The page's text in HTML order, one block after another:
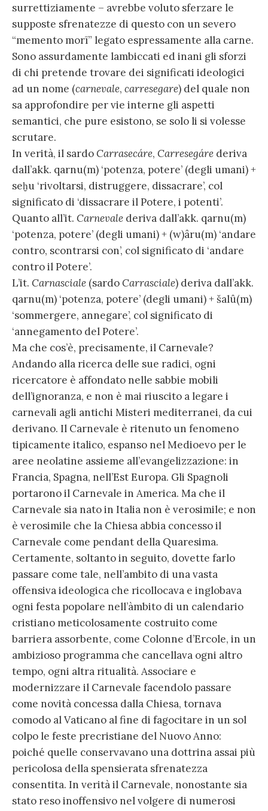
surrettiziamente – avrebbe voluto sferzare le
supposte sfrenatezze di questo con un severo
“memento morī” legato espressamente alla carne.
Sono assurdamente lambiccati ed inani gli sforzi
di chi pretende trovare dei significati ideologici
ad un nome (carnevale, carresegare) del quale non
sa approfondire per vie interne gli aspetti
semantici, che pure esistono, se solo li si volesse
scrutare.
In verità, il sardoCarrasecáre, Carresegáre deriva
dall’akk. qarnu(m) ‘potenza, potere’ (degli umani) +
seḫu ‘rivoltarsi, distruggere, dissacrare’, col
significato di ‘dissacrare il Potere, i potenti’.
Quanto all’it. Carnevale deriva dall’akk. qarnu(m)
‘potenza, potere’ (degli umani) + (w)âru(m) ‘andare
contro, scontrarsi con’, col significato di ‘andare
contro il Potere’.
L’it. Carnasciale (sardoCarrasciale) deriva dall’akk.
qarnu(m) ‘potenza, potere’ (degli umani) + šalû(m)
‘sommergere, annegare’, col significato di
‘annegamento del Potere’.
Ma che cos’è, precisamente, il Carnevale?
Andando alla ricerca delle sue radici, ogni
ricercatore è affondato nelle sabbie mobili
dell’ignoranza, e non è mai riuscito a legare i
carnevali agli antichi Misteri mediterranei, da cui
derivano. Il Carnevale è ritenuto un fenomeno
tipicamente italico, espanso nel Medioevo per le
aree neolatine assieme all’evangelizzazione: in
Francia, Spagna, nell’Est Europa. Gli Spagnoli
portarono il Carnevale in America. Ma che il
Carnevale sia nato in Italia non è verosimile; e non
è verosimile che la Chiesa abbia concesso il
Carnevale come pendant della Quaresima.
Certamente, soltanto in seguito, dovette farlo
passare come tale, nell’ambito di una vasta
offensiva ideologica che ricollocava e inglobava
ogni festa popolare nell’àmbito di un calendario
cristiano meticolosamente costruito come
barriera assorbente, come Colonne d’Ercole, in un
ambizioso programma che cancellava ogni altro
tempo, ogni altra ritualità. Associare e
modernizzare il Carnevale facendolo passare
come novità concessa dalla Chiesa, tornava
comodo al Vaticano al fine di fagocitare in un sol
colpo le feste precristiane del Nuovo Anno:
poiché quelle conservavano una dottrina assai più
pericolosa della spensierata sfrenatezza
consentita. In verità il Carnevale, nonostante sia
stato reso inoffensivo nel volgere di numerosi